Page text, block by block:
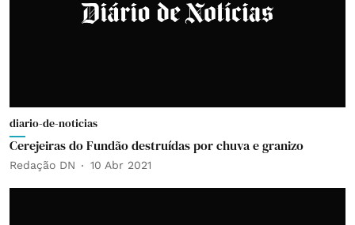
diario-de-noticias
Cerejeiras do Fundão destruídas por chuva e granizo
Redação DN 10 Abr 2021